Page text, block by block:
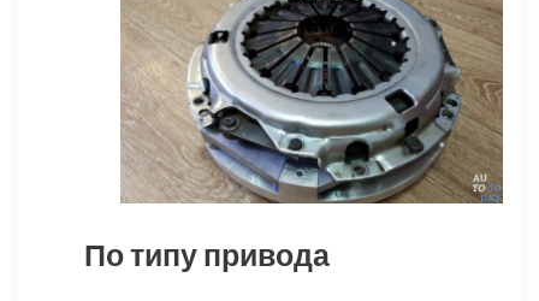
По типу привода